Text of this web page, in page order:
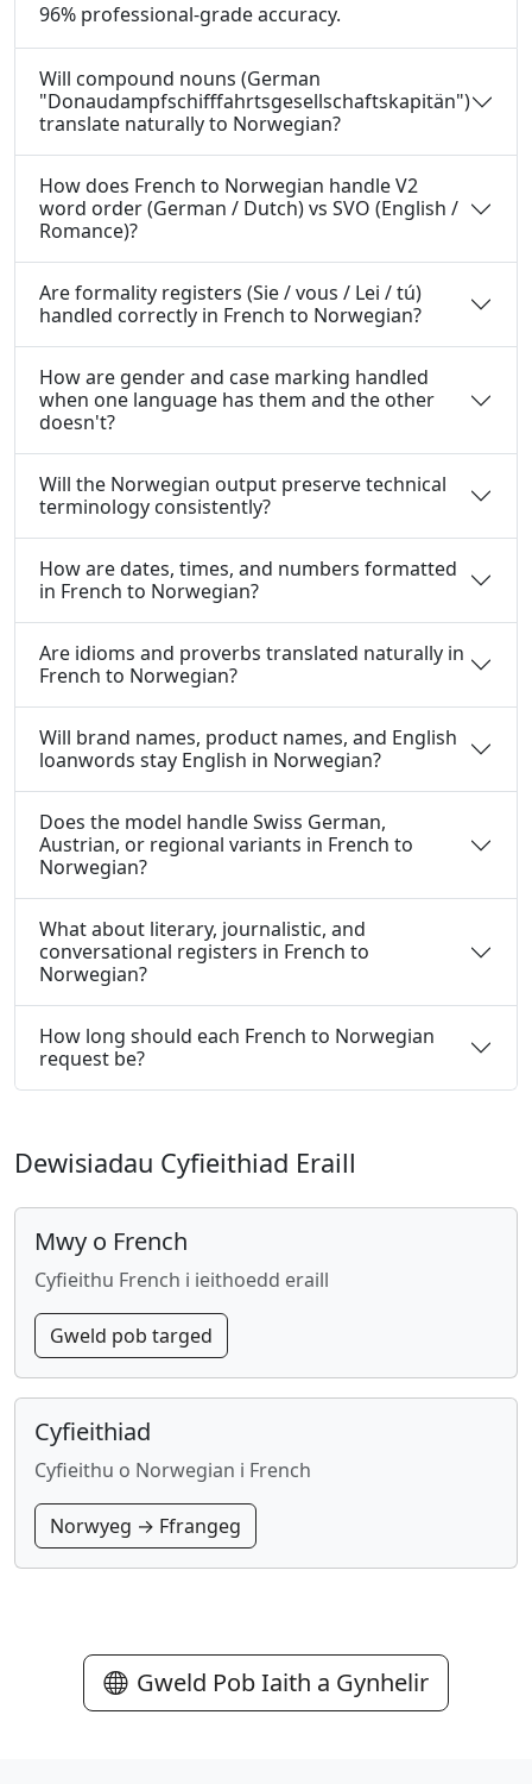
96% professional-grade accuracy.
Will compound nouns (German
"Donaudampfschifffahrtsgesellschaftskapitän")
translate naturally to Norwegian?
How does French to Norwegian handle V2
word order (German / Dutch) vs SVO (English /
Romance)?
Are formality registers (Sie / vous / Lei / tú)
handled correctly in French to Norwegian?
How are gender and case marking handled
when one language has them and the other
doesn't?
Will the Norwegian output preserve technical
terminology consistently?
How are dates, times, and numbers formatted
in French to Norwegian?
Are idioms and proverbs translated naturally in
French to Norwegian?
Will brand names, product names, and English
loanwords stay English in Norwegian?
Does the model handle Swiss German,
Austrian, or regional variants in French to
Norwegian?
What about literary, journalistic, and
conversational registers in French to
Norwegian?
How long should each French to Norwegian
request be?
Dewisiadau Cyfieithiad Eraill
Mwy o French
Cyfieithu French i ieithoedd eraill
Gweld pob targed
Cyfieithiad
Cyfieithu o Norwegian i French
Norwyeg → Ffrangeg
Gweld Pob Iaith a Gynhelir